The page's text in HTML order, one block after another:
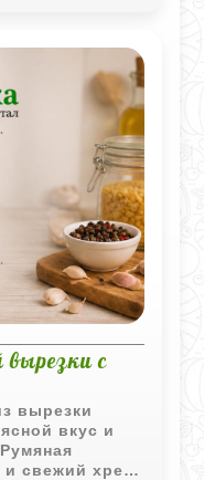
с
вырезки
вкус и
и свежий хрен